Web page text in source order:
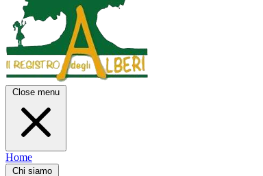
Close menu
Home
Chi siamo